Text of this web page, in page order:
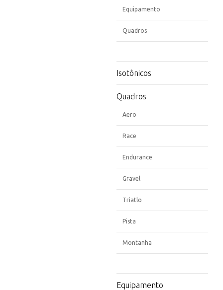
Equipamento
Quadros
Isotônicos
Quadros
Aero
Race
Endurance
Gravel
Triatlo
Pista
Montanha
Equipamento